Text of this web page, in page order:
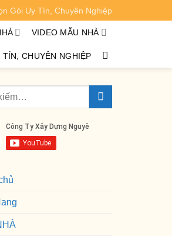
Gói Uy Tín, Chuyên Nghiệp
VIDEO MẪU NHÀ
CHUYÊN NGHIỆP
XEM CHI TIẾT